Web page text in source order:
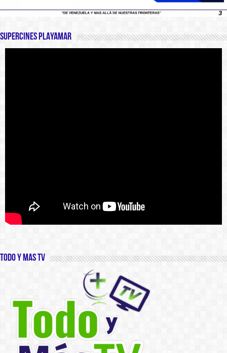
SUPERCINES PLAYAMAR
Todo y Mas TV